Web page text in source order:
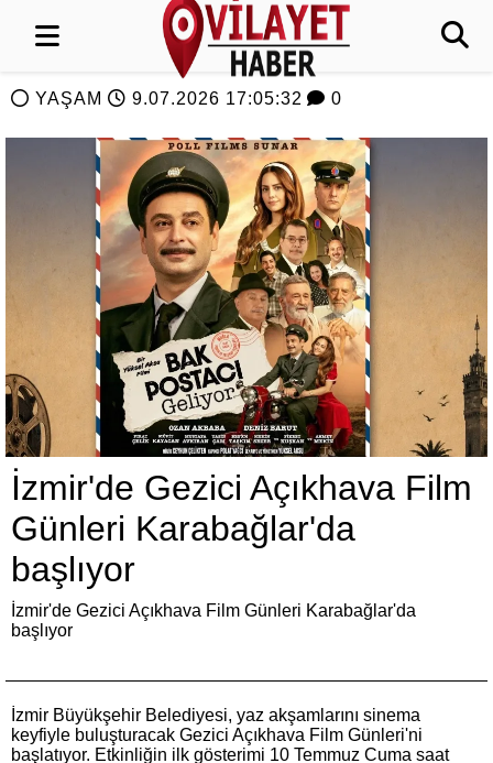
YAŞAM 9.07.2026 17:05:32 0
İzmir'de Gezici Açıkhava Film
Günleri Karabağlar'da
başlıyor
İzmir'de Gezici Açıkhava Film Günleri Karabağlar'da
başlıyor
İzmir Büyükşehir Belediyesi, yaz akşamlarını sinema
keyfiyle buluşturacak Gezici Açıkhava Film Günleri'ni
başlatıyor. Etkinliğin ilk gösterimi 10 Temmuz Cuma saat